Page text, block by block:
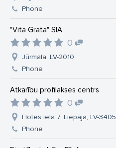
Phone
"Vita Grata" SIA
0
Jūrmala, LV-2010
Phone
Atkarību profilakses centrs
0
Flotes iela 7, Liepāja, LV-3405
Phone